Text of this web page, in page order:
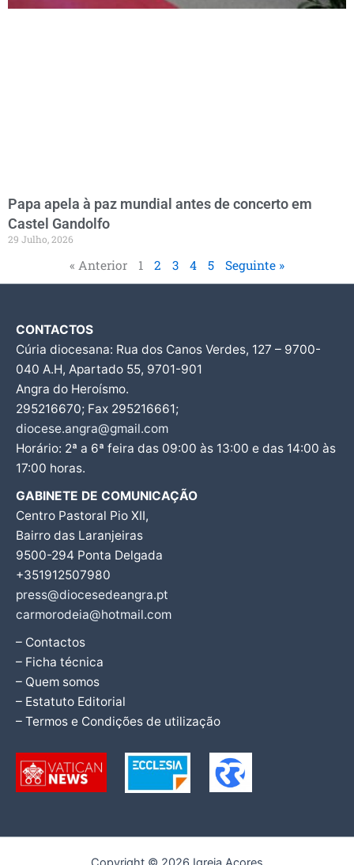
Papa apela à paz mundial antes de concerto em
Castel Gandolfo
29 Julho, 2026
« Anterior 1 2 3 4 5 Seguinte »
CONTACTOS
Cúria diocesana: Rua dos Canos Verdes, 127 – 9700-
040 A.H, Apartado 55, 9701-901
Angra do Heroísmo.
295216670; Fax 295216661;
diocese.angra@gmail.com
Horário: 2ª a 6ª feira das 09:00 às 13:00 e das 14:00 às
17:00 horas.
GABINETE DE COMUNICAÇÃO
Centro Pastoral Pio XII,
Bairro das Laranjeiras
9500-294 Ponta Delgada
+351912507980
press@diocesedeangra.pt
carmorodeia@hotmail.com
– Contactos
– Ficha técnica
– Quem somos
– Estatuto Editorial
– Termos e Condições de utilização